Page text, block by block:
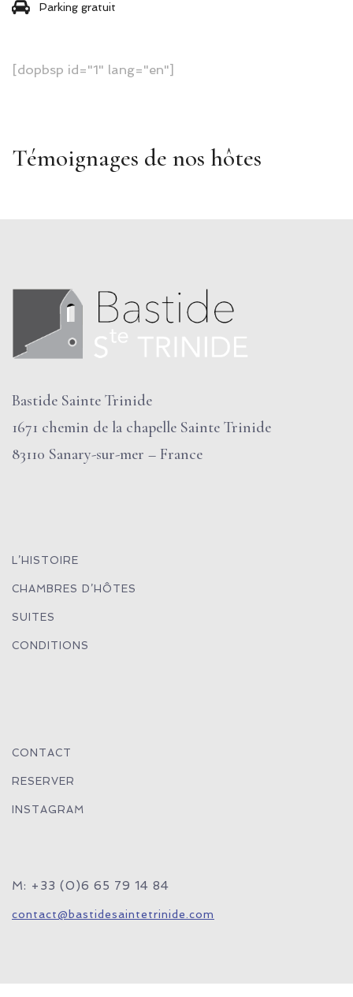
Parking gratuit
[dopbsp id="1" lang="en"]
Témoignages de nos hôtes
Bastide Sainte Trinide
1671 chemin de la chapelle Sainte Trinide
83110 Sanary-sur-mer – France
L’HISTOIRE
CHAMBRES D’HÔTES
SUITES
CONDITIONS
CONTACT
RESERVER
INSTAGRAM
M: +33 (0)6 65 79 14 84
contact@bastidesaintetrinide.com